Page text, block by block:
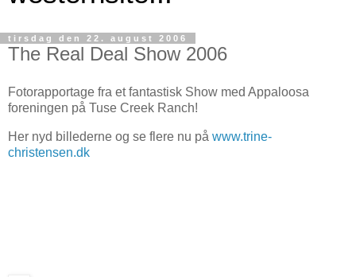
tirsdag den 22. august 2006
The Real Deal Show 2006
Fotorapportage fra et fantastisk Show med Appaloosa
foreningen på Tuse Creek Ranch!
Her nyd billederne og se flere nu på www.trine-
christensen.dk